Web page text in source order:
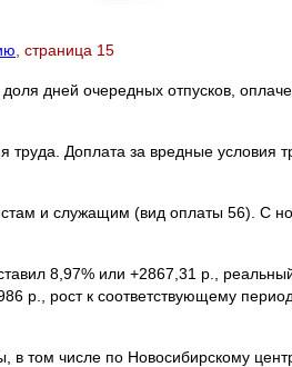
, страница 15
дней очередных отпусков,
Доплата за вредные условия
и служащим (вид оплаты 56). С
8,97% или +2867,31 р.,
р., рост к соответствующему
в том числе по Новосибирскому